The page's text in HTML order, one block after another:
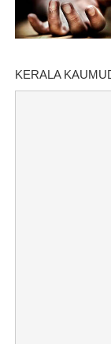
KERALA